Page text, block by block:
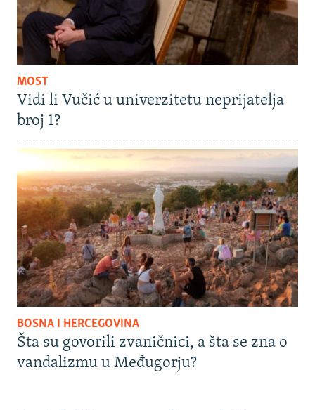
MOST
Vidi li Vučić u univerzitetu neprijatelja
broj 1?
BOSNA I HERCEGOVINA
Šta su govorili zvaničnici, a šta se zna o
vandalizmu u Međugorju?